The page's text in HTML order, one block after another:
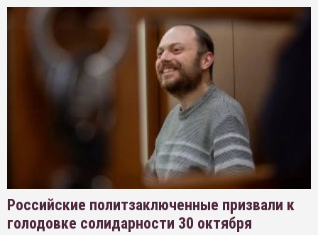
Российские политзаключенные призвали к
голодовке солидарности 30 октября